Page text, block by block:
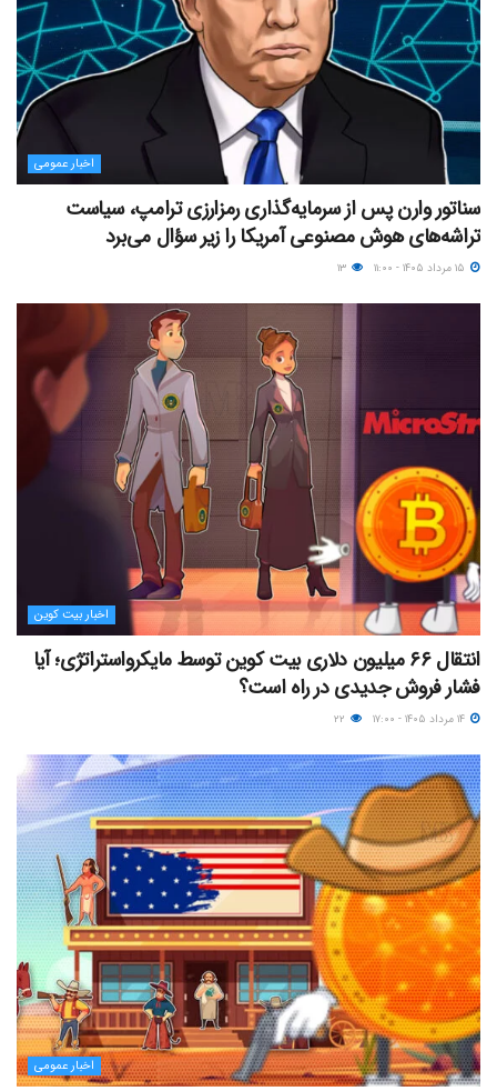
اخبار عمومی
سناتور وارن پس از سرمایه‌گذاری رمزارزی ترامپ، سیاست
تراشه‌های هوش مصنوعی آمریکا را زیر سؤال می‌برد
اخبار بیت کوین
انتقال ۶۶ میلیون دلاری بیت کوین توسط مایکرواستراتژی؛ آیا
فشار فروش جدیدی در راه است؟
اخبار عمومی